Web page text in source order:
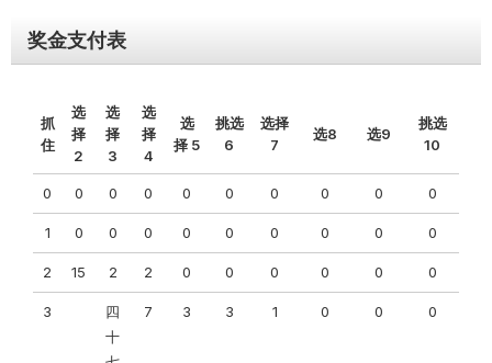
奖金支付表
抓
住
选
择
2
选
择
3
选
择
4
选
择 5
挑选
6
选择
7
选8 选9
挑选
10
0 0 0 0 0 0 0 0 0 0
1 0 0 0 0 0 0 0 0 0
2 15 2 2 0 0 0 0 0 0
3
四
十
7 3 3 1 0 0 0